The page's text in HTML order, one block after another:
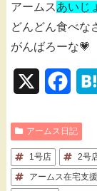
アームスあいじ
どんどん食べな
がんばろーな💗
c
e
b
アームス日記
1号店 2号
アームス在宅支